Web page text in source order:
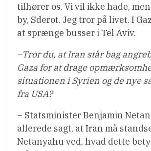
tilhører os. Vi vil ikke hade,
by, Sderot. Jeg tror på livet. I
at sprænge busser i Tel Aviv.
–Tror du, at Iran står bag
Gaza for at drage
situationen i Syrien og de nye
fra USA?
– Statsminister Benjamin
allerede sagt, at Iran må
Netanyahu ved, hvad dette